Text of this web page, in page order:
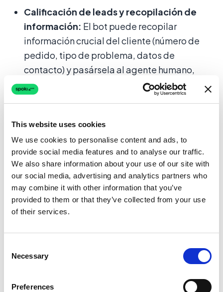
This website uses cookies
We use cookies to personalise content and ads, to
provide social media features and to analyse our traffic.
We also share information about your use of our site with
our social media, advertising and analytics partners who
may combine it with other information that you’ve
provided to them or that they’ve collected from your use
of their services.
Selection
Necessary
Preferences
Calificación de leads y recopilación de
información: El bot puede recopilar
información crucial del cliente (número de
pedido, tipo de problema, datos de
contacto) y pasársela al agente humano,
asegurando un traspaso fluido y
contextualizado.
soporte, programando citas o recogiendo
mensajes para el día siguiente.
Esta automatización no solo alivia la presión
sobre sus operadores, sino que garantiza que
los clientes reciban una respuesta rápida y